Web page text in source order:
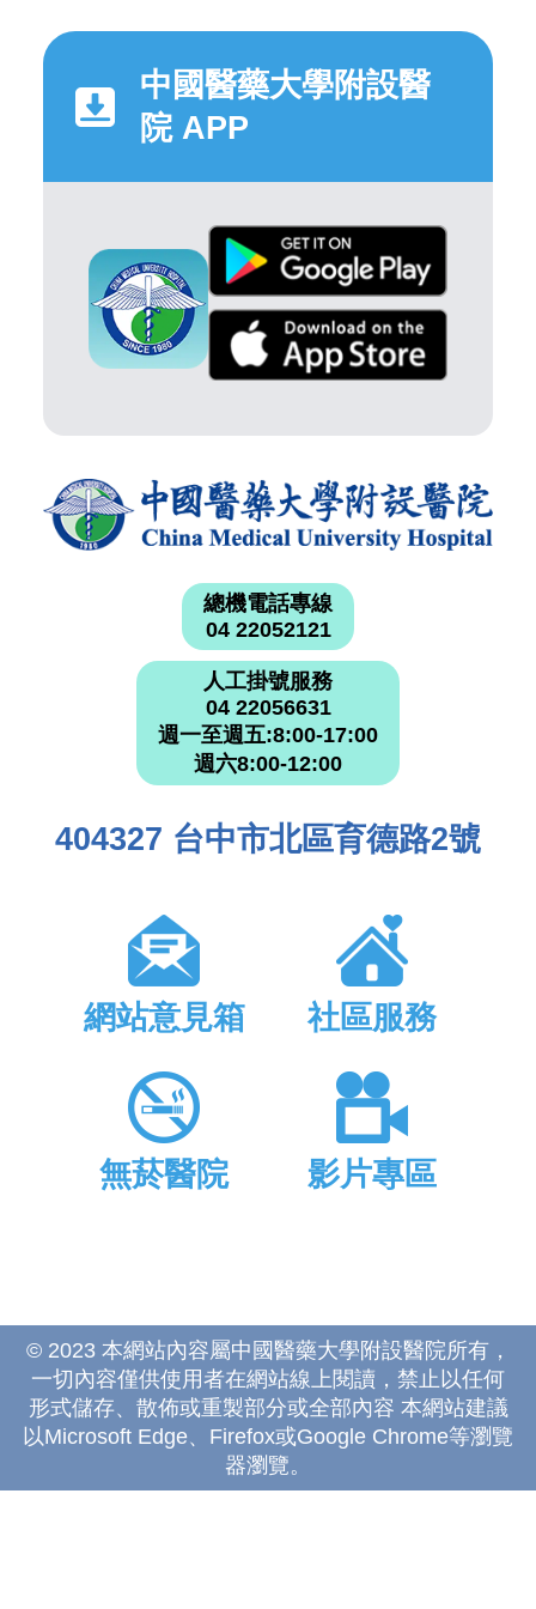
中國醫藥大學附設醫
院 APP
總機電話專線
04 22052121
人工掛號服務
04 22056631
週一至週五:8:00-17:00
週六8:00-12:00
404327 台中市北區育德路2號
網站意見箱 社區服務
無菸醫院 影片專區
© 2023 本網站內容屬中國醫藥大學附設醫院所有，
一切內容僅供使用者在網站線上閱讀，禁止以任何
形式儲存、散佈或重製部分或全部內容 本網站建議
以Microsoft Edge、Firefox或Google Chrome等瀏覽
器瀏覽。